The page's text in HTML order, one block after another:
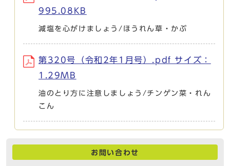
995.08KB
減塩を心がけましょう/ほうれん草・かぶ
第320号（令和2年1月号）.pdf サイズ：
1.29MB
油のとり方に注意しましょう/チンゲン菜・れん
こん
お問い合わせ